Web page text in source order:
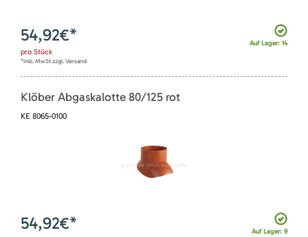
Auf Lager: 14
54,92€*
pro Stück
*inkl. MwSt zzgl. Versand
Klöber Abgaskalotte 80/125 rot
KE 8065-0100
Auf Lager: 9
54,92€*